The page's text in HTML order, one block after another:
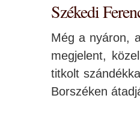
Székedi
Még a nyáron,
megjelent,
titkolt
Borszéken